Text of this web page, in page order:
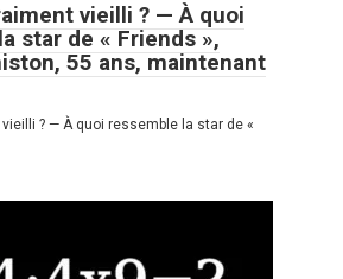
vieilli ? — À quoi
star de « Friends »,
55 ans, maintenant
? — À quoi ressemble la star de «